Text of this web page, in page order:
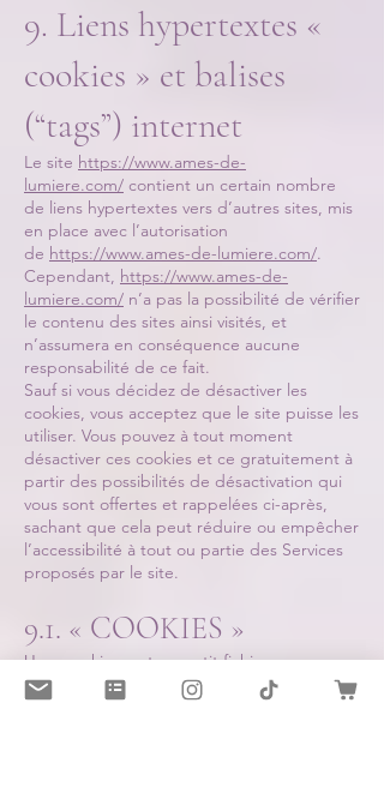
9. Liens hypertextes «
cookies » et balises
(“tags”) internet
Le site https://www.ames-de-
lumiere.com/ contient un certain nombre
de liens hypertextes vers d’autres sites, mis
en place avec l’autorisation
de https://www.ames-de-lumiere.com/.
Cependant, https://www.ames-de-
lumiere.com/ n’a pas la possibilité de vérifier
le contenu des sites ainsi visités, et
n’assumera en conséquence aucune
responsabilité de ce fait.
Sauf si vous décidez de désactiver les
cookies, vous acceptez que le site puisse les
utiliser. Vous pouvez à tout moment
désactiver ces cookies et ce gratuitement à
partir des possibilités de désactivation qui
vous sont offertes et rappelées ci-après,
sachant que cela peut réduire ou empêcher
l’accessibilité à tout ou partie des Services
proposés par le site.
9.1. « COOKIES »
Un « cookie » est un petit fichier
d’information envoyé sur le navigateur de
l’Utilisateur et enregistré au sein du terminal